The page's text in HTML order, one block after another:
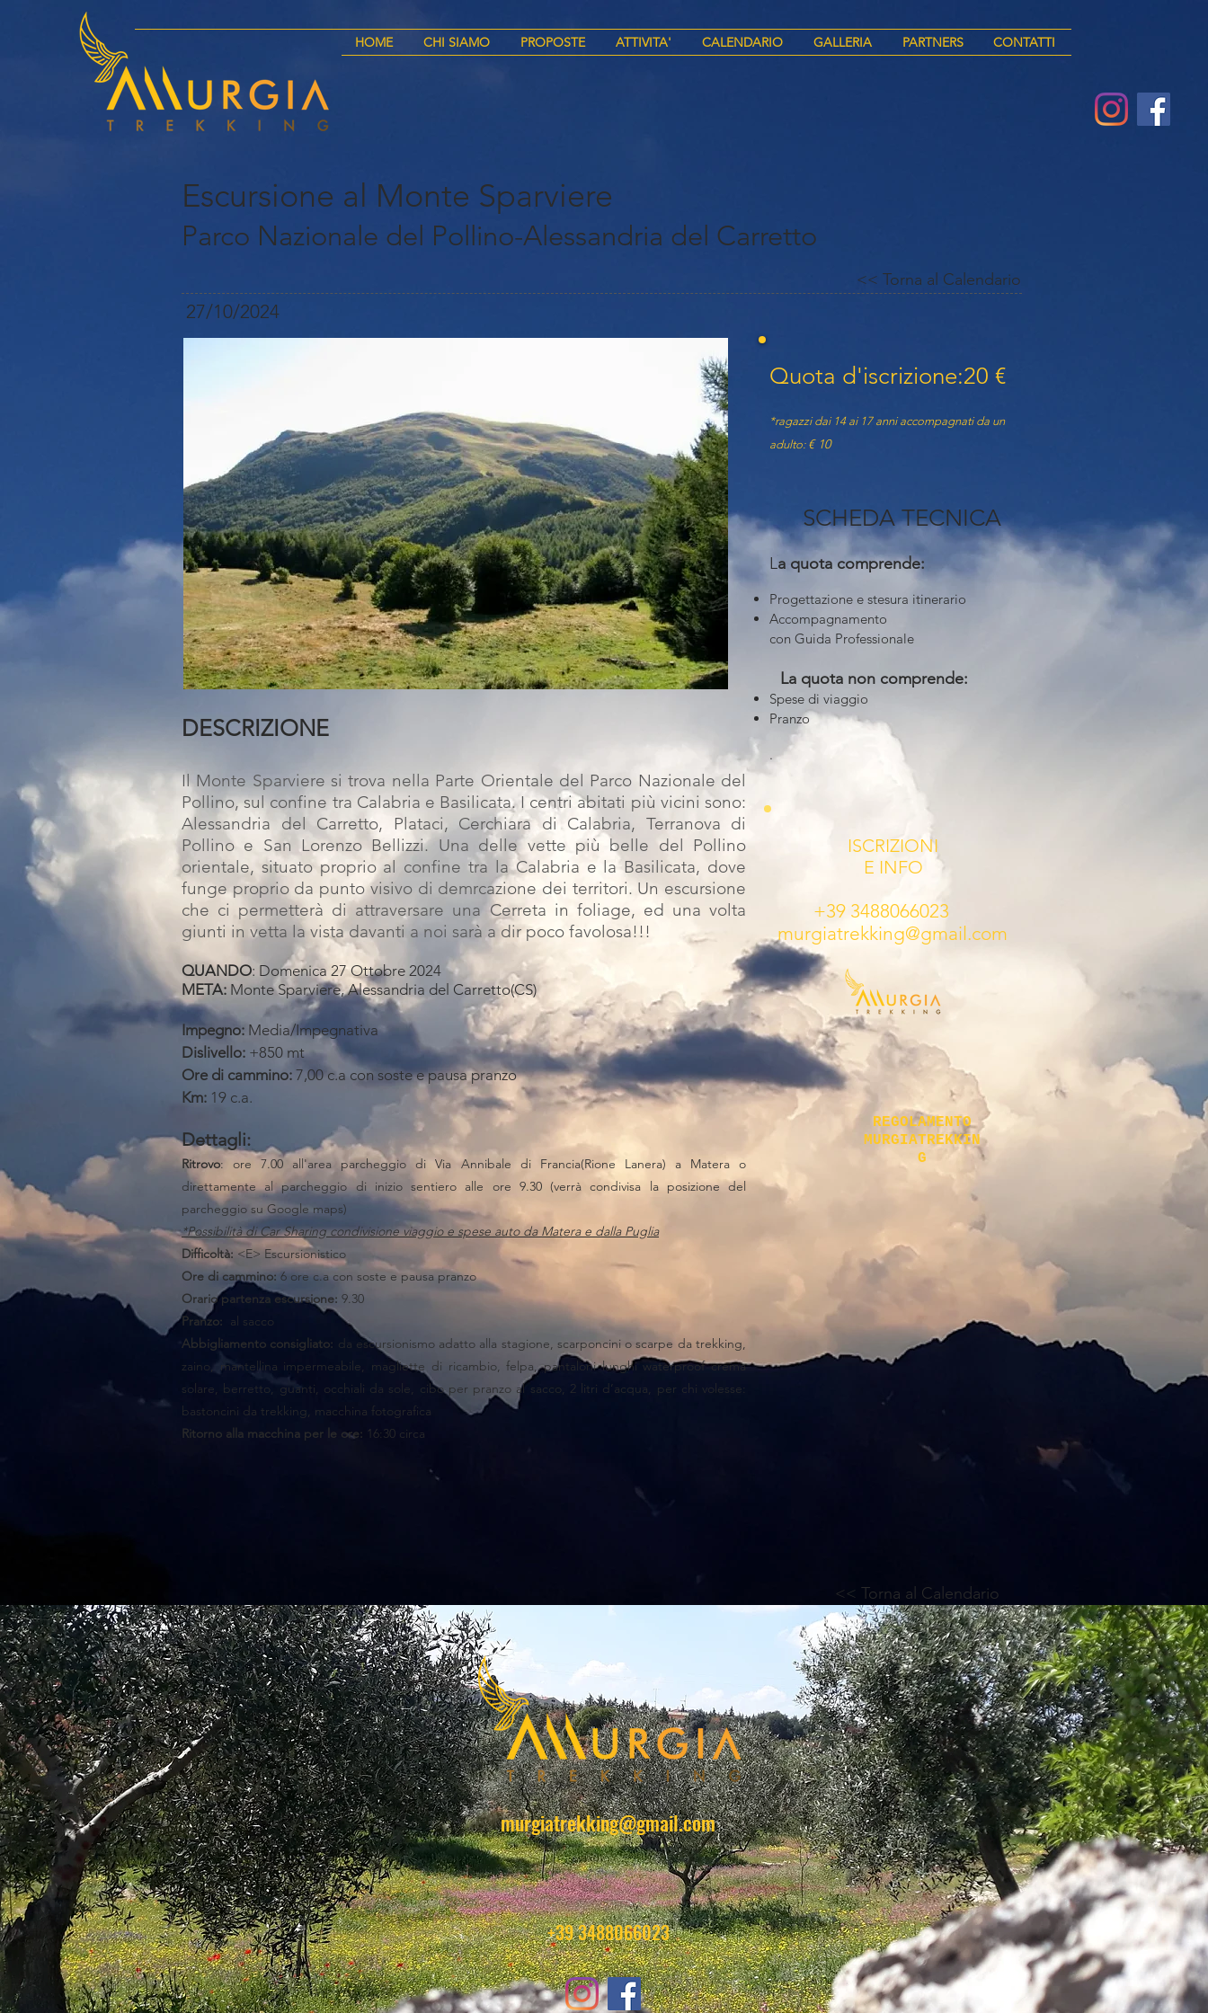
HOME CHI SIAMO PROPOSTE ATTIVITA' CALENDARIO GALLERIA PARTNERS CONTATTI
Escursione al Monte Sparviere
Parco Nazionale del Pollino-Alessandria del Carretto
<< Torna al Calendario
27/10/2024
DESCRIZIONE
Quota d'iscrizione:20 €
*ragazzi dai 14 ai 17 anni accompagnati da un
adulto: € 10
SCHEDA TECNICA
La quota comprende:
Progettazione e stesura itinerario
Accompagnamento
con Guida Professionale
La quota non comprende:
Spese di viaggio
Pranzo
.
Il Monte Sparviere si trova nella Parte Orientale del Parco Nazionale del
Pollino, sul confine tra Calabria e Basilicata. I centri abitati più vicini sono:
Alessandria del Carretto, Plataci, Cerchiara di Calabria, Terranova di
Pollino e San Lorenzo Bellizzi. Una delle vette più belle del Pollino
orientale, situato proprio al confine tra la Calabria e la Basilicata, dove
funge proprio da punto visivo di demrcazione dei territori. Un escursione
che ci permetterà di attraversare una Cerreta in foliage, ed una volta
giunti in vetta la vista davanti a noi sarà a dir poco favolosa!!!
QUANDO: Domenica 27 Ottobre 2024
META: Monte Sparviere, Alessandria del Carretto(CS)
Impegno: Media/Impegnativa
Dislivello: +850 mt
Ore di cammino: 7,00 c.a con soste e pausa pranzo
Km: 19 c.a.
Dettagli:
Ritrovo: ore 7.00 all'area parcheggio di Via Annibale di Francia(Rione Lanera) a Matera o
direttamente al parcheggio di inizio sentiero alle ore 9.30 (verrà condivisa la posizione del
parcheggio su Google maps)
*Possibilità di Car Sharing condivisione viaggio e spese auto da Matera e dalla Puglia
Difficoltà: <E> Escursionistico
Ore di cammino:6ore c.a con soste e pausa pranzo
Orario partenza escursione: 9.30
Pranzo: al sacco
Abbigliamento consigliato: da escursionismo adatto alla stagione, scarponcini o scarpe da trekking,
zaino, mantellina impermeabile, magliette di ricambio, felpa, pantaloni lunghi waterproof crema
solare, berretto, guanti, occhiali da sole, cibo per pranzo al sacco, 2 litri d’acqua, per chi volesse:
bastoncini da trekking, macchina fotografica
Ritorno alla macchina per le ore: 16:30 circa
ISCRIZIONI
E INFO
+39 3488066023
murgiatrekking@gmail.com
REGOLAMENTO
MURGIATREKKIN
G
<< Torna al Calendario
murgiatrekking@gmail.com
+39 3488066023